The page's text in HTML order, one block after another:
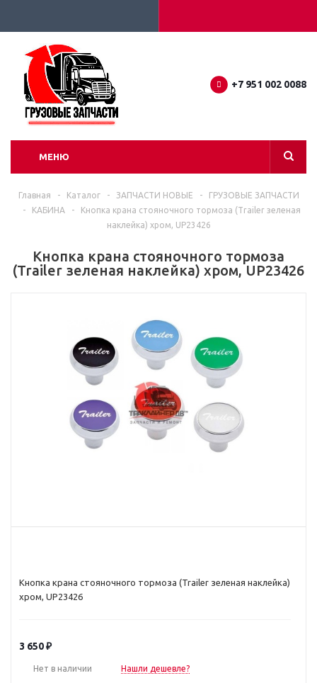
+7 951 002 0088
МЕНЮ
Главная - Каталог - ЗАПЧАСТИ НОВЫЕ -
ГРУЗОВЫЕ ЗАПЧАСТИ
-
КАБИНА -
Кнопка крана стояночного тормоза (Trailer зеленая
наклейка) хром, UP23426
Кнопка крана стояночного тормоза
(Trailer зеленая наклейка) хром, UP23426
Кнопка крана стояночного тормоза (Trailer зеленая наклейка)
хром, UP23426
3 650₽
Нет в наличии Нашли дешевле?